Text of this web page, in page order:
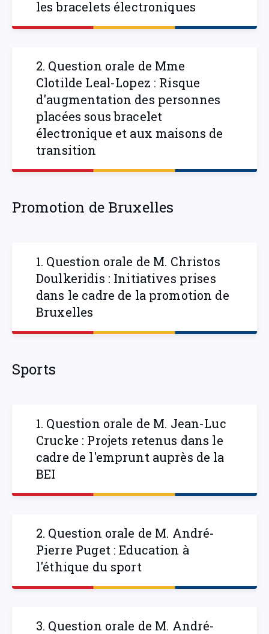
les bracelets électroniques
2. Question orale de Mme
Clotilde Leal-Lopez : Risque
d'augmentation des personnes
placées sous bracelet
électronique et aux maisons de
transition
Promotion de Bruxelles
1. Question orale de M. Christos
Doulkeridis : Initiatives prises
dans le cadre de la promotion de
Bruxelles
Sports
1. Question orale de M. Jean-Luc
Crucke : Projets retenus dans le
cadre de l'emprunt auprès de la
BEI
2. Question orale de M. André-
Pierre Puget : Education à
l'éthique du sport
3. Question orale de M. André-